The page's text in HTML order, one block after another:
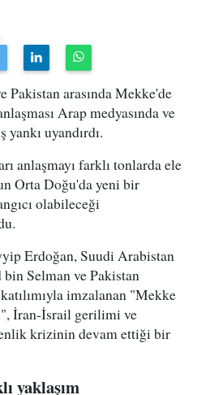
arasında Mekke'de
Arap medyasında ve
uyandırdı.
anlaşmayı farklı tonlarda ele
Orta Doğu'da yeni bir
olabileceği
Erdoğan, Suudi Arabistan
Selman ve Pakistan
imzalanan "Mekke
İran-İsrail gerilimi ve
krizinin devam ettiği bir
yaklaşım